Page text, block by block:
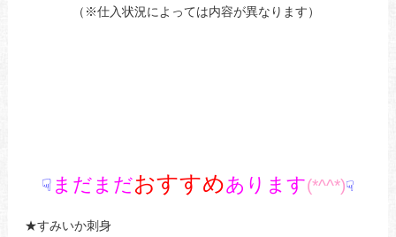
（※仕入状況によっては内容が異なります）
☟ まだまだおすすめあります(*^^*)☟
★すみいか刺身